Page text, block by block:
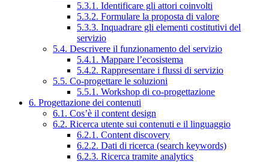
5.3.1. Identificare gli attori coinvolti
5.3.2. Formulare la proposta di valore
5.3.3. Inquadrare gli elementi costitutivi del
servizio
5.4. Descrivere il funzionamento del servizio
5.4.1. Mappare l’ecosistema
5.4.2. Rappresentare i flussi di servizio
5.5. Co-progettare le soluzioni
5.5.1. Workshop di co-progettazione
6. Progettazione dei contenuti
6.1. Cos’è il content design
6.2. Ricerca utente sui contenuti e il linguaggio
6.2.1. Content discovery
6.2.2. Dati di ricerca (search keywords)
6.2.3. Ricerca tramite analytics